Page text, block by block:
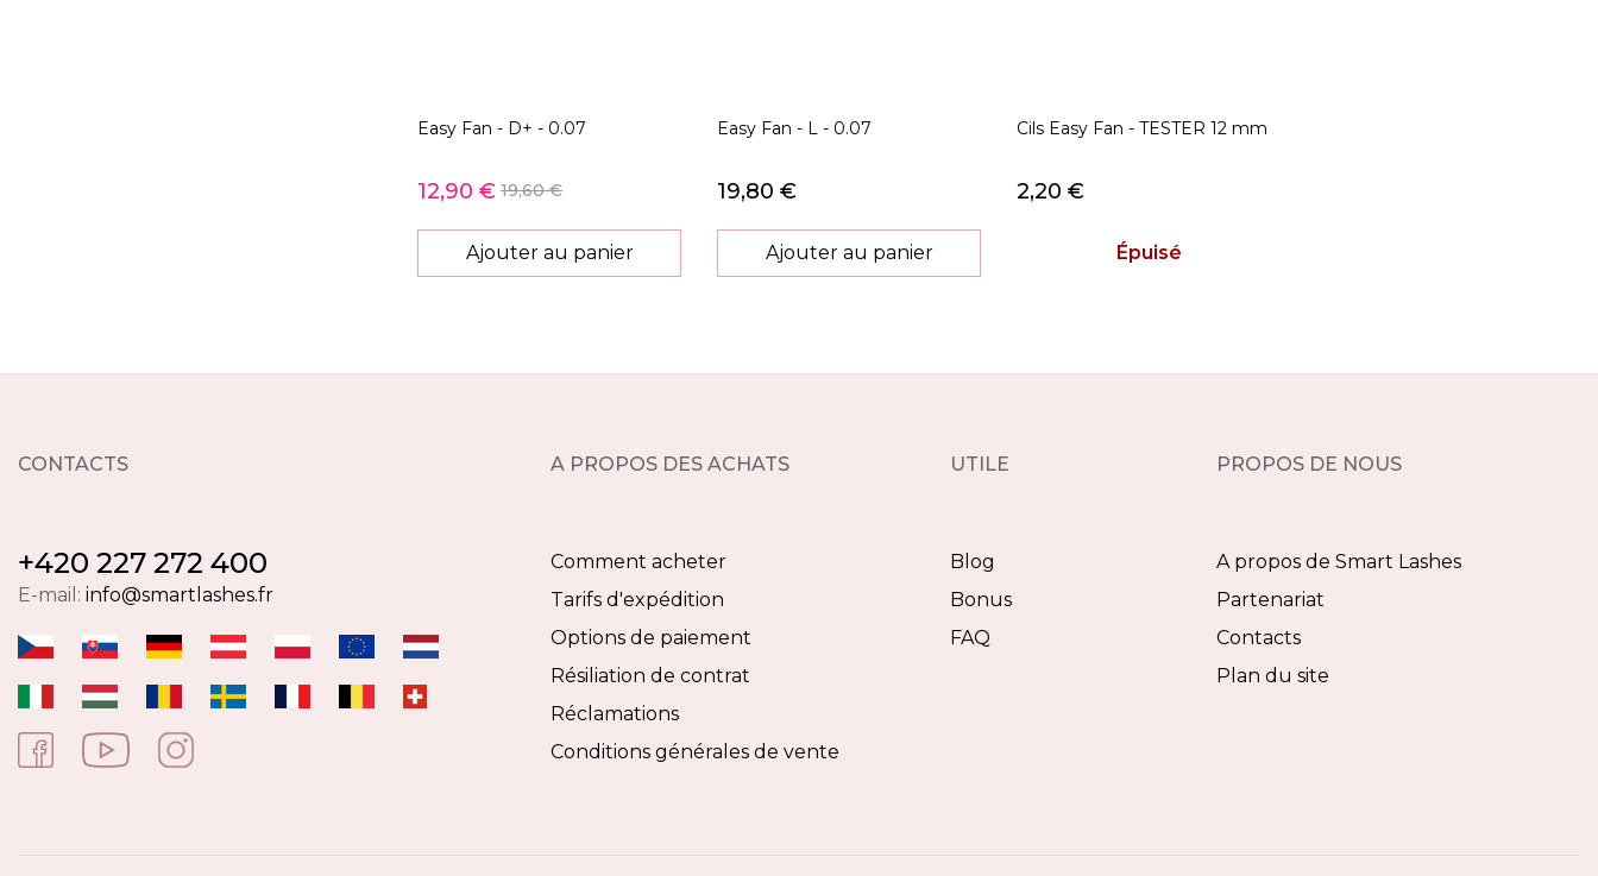
Easy Fan - D+ - 0.07
12,90 € 19,60 €
Ajouter au panier
Easy Fan - L - 0.07
19,80 €
Ajouter au panier
Cils Easy Fan - TESTER 12 mm
2,20 €
Épuisé
CONTACTS
+420 227 272 400
E-mail: info@smartlashes.fr
A PROPOS DES ACHATS
Comment acheter
Tarifs d'expédition
Options de paiement
Résiliation de contrat
Réclamations
Conditions générales de vente
UTILE
Blog
Bonus
FAQ
PROPOS DE NOUS
A propos de Smart Lashes
Partenariat
Contacts
Plan du site